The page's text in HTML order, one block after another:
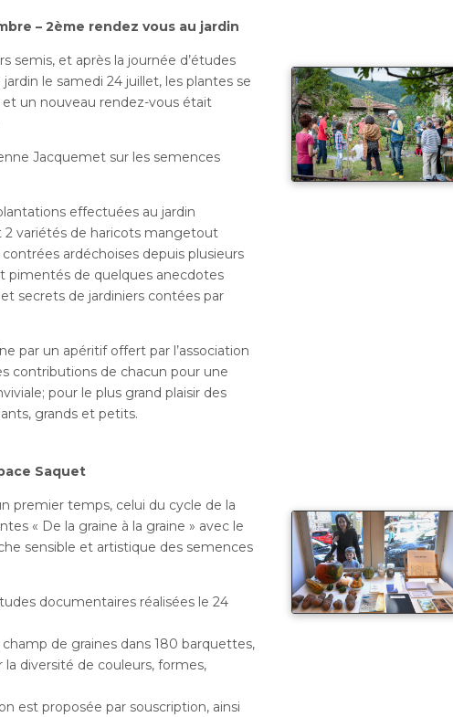
– 2ème rendez vous au jardin
semis, et après la journée d’études
le samedi 24 juillet, les plantes se
un nouveau rendez-vous était
Jacquemet sur les semences
effectuées au jardin
2 variétés de haricots mangetout
ardéchoises depuis plusieurs
pimentés de quelques anecdotes
secrets de jardiniers contées par
par un apéritif offert par l’association
contributions de chacun pour une
pour le plus grand plaisir des
grands et petits.
Saquet
premier temps, celui du cycle de la
« De la graine à la graine » avec le
sensible et artistique des semences
documentaires réalisées le 24
de graines dans 180 barquettes,
la diversité de couleurs, formes,
est proposée par souscription, ainsi